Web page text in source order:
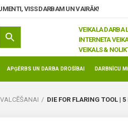
VISS DARBAM UN VAIRĀK!
VEIKALA DARBA
INTERNETA
VEIKALS &
APĢĒRBS UN DARBA DROŠĪBAI DARBNĪCU
DIE FOR FLARING TOOL |